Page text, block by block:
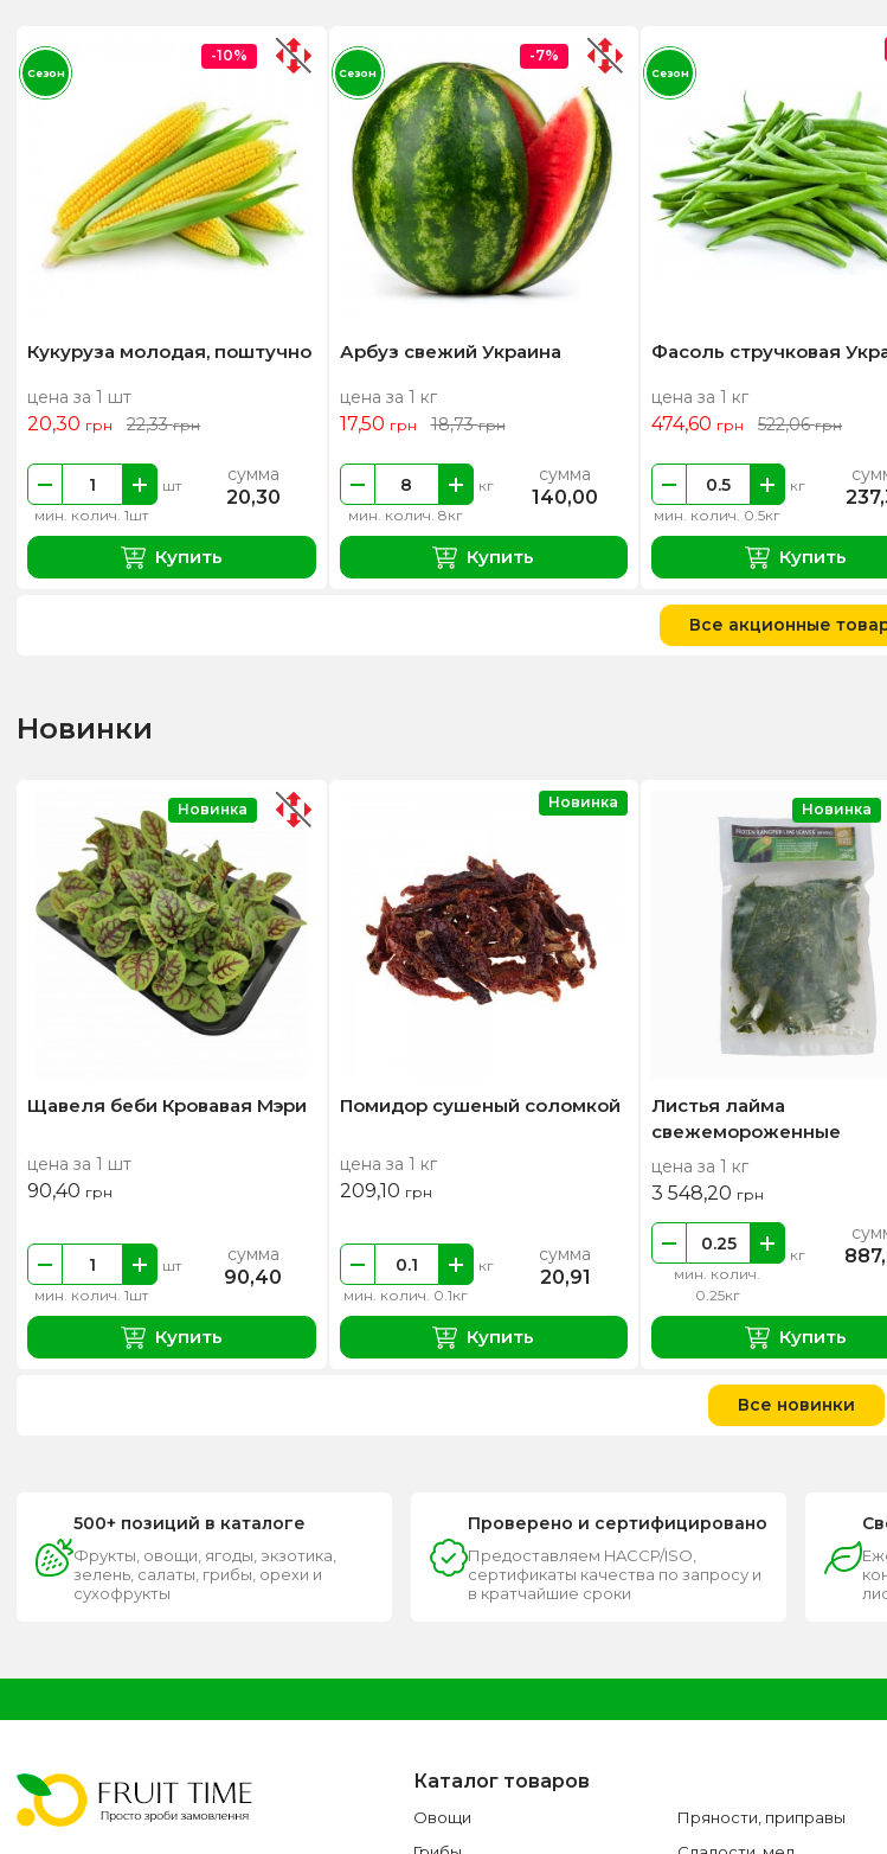
Кукуруза молодая, поштучно
цена за 1 шт
20,30 грн 22,33грн
мин. колич. 1шт
шт сумма
20,30
Купить
-10%
Сезон
Арбуз свежий Украина
цена за 1 кг
17,50 грн 18,73грн
мин. колич. 8кг
кг сумма
140,00
Купить
-7%
Сезон
Фасоль стручковая
цена за 1 кг
474,60 грн 522,06грн
мин. колич. 0.5кг
кг
Купить
Сезон
Все акционные
Новинки
Щавеля беби Кровавая Мэри
цена за 1 шт
90,40 грн
мин. колич. 1шт
шт сумма
90,40
Купить
Новинка
Помидор сушеный соломкой
цена за 1 кг
209,10 грн
мин. колич. 0.1кг
кг сумма
20,91
Купить
Новинка
Листья лайма
свежемороженные
цена за 1 кг
3 548,20 грн
мин. колич.
0.25кг
кг
Купить
Новинка
Все новинки
500+ позиций в каталоге
Фрукты, овощи, ягоды, экзотика,
зелень, салаты, грибы, орехи и
сухофрукты
Проверено и сертифицировано
Предоставляем HACCP/ISO,
сертификаты качества по запросу и
в кратчайшие сроки
Каталог товаров
Овощи
Пряности, приправы